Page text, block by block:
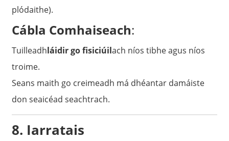
plódaithe).
Cábla Comhaiseach:
Tuilleadhláidir go fisiciúilach níos tibhe agus níos
troime.
Seans maith go creimeadh má dhéantar damáiste
don seaicéad seachtrach.
8. Iarratais